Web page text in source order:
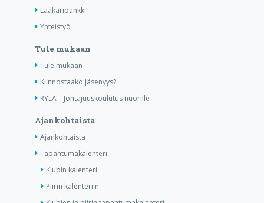
Lääkäripankki
Yhteistyö
Tule mukaan
Tule mukaan
Kiinnostaako jäsenyys?
RYLA – Johtajuuskoulutus nuorille
Ajankohtaista
Ajankohtaista
Tapahtumakalenteri
Klubin kalenteri
Piirin kalenteriin